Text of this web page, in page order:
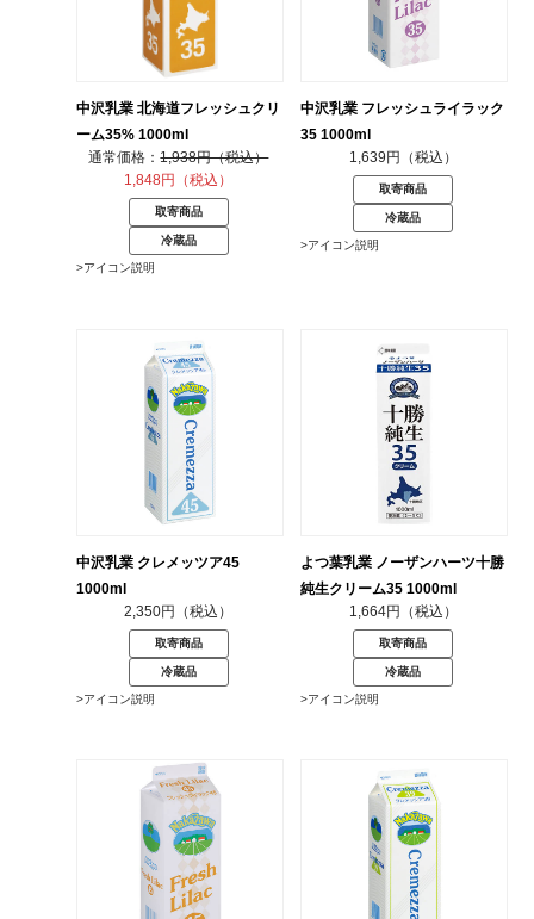
中沢乳業 北海道フレッシュクリ
ーム35% 1000ml
1,938円（税込）
1,848円（税込）
取寄商品
冷蔵品
>アイコン説明
中沢乳業 フレッシュライラック
35 1000ml
1,639円（税込）
取寄商品
冷蔵品
>アイコン説明
中沢乳業 クレメッツア45
1000ml
2,350円（税込）
取寄商品
冷蔵品
>アイコン説明
よつ葉乳業 ノーザンハーツ十勝
純生クリーム35 1000ml
1,664円（税込）
取寄商品
冷蔵品
>アイコン説明